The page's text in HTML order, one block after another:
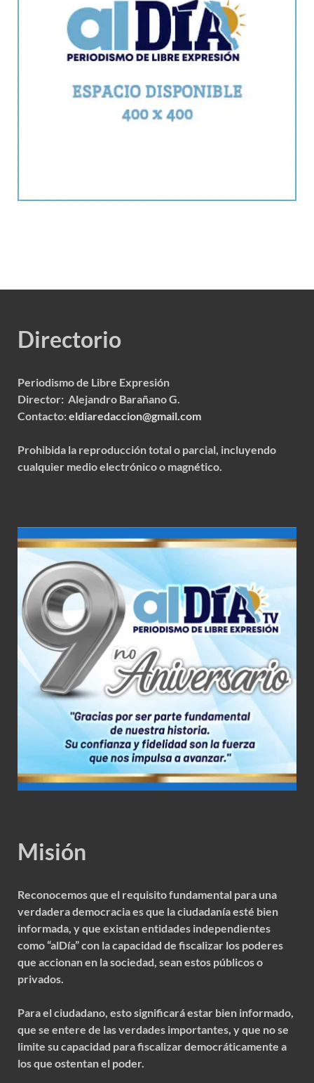
Directorio
Periodismo de Libre Expresión
Director: Alejandro Barañano G.
Contacto:eldiaredaccion@gmail.com
Prohibida la reproducción total o parcial, incluyendo
cualquier medio electrónico o magnético.
Misión
Reconocemos que el requisito fundamental para una
verdadera democracia es que la ciudadanía esté bien
informada, y que existan entidades independientes
como “alDía” con la capacidad de fiscalizar los poderes
que accionan en la sociedad, sean estos públicos o
privados.
Para el ciudadano, esto significará estar bien informado,
que se entere de las verdades importantes, y que no se
limite su capacidad para fiscalizar democráticamente a
los que ostentan el poder.